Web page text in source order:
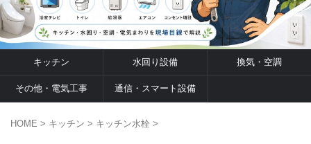
キッチン 水回り設備 換気・空調
その他・電気工事 通信・スマート設備
HOME > キッチン > キッチン水栓 >